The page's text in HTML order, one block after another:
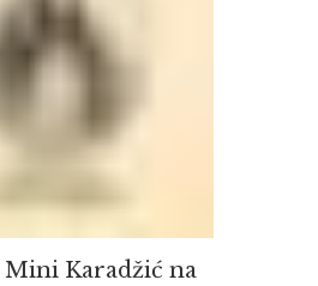
Mini Karadžić na